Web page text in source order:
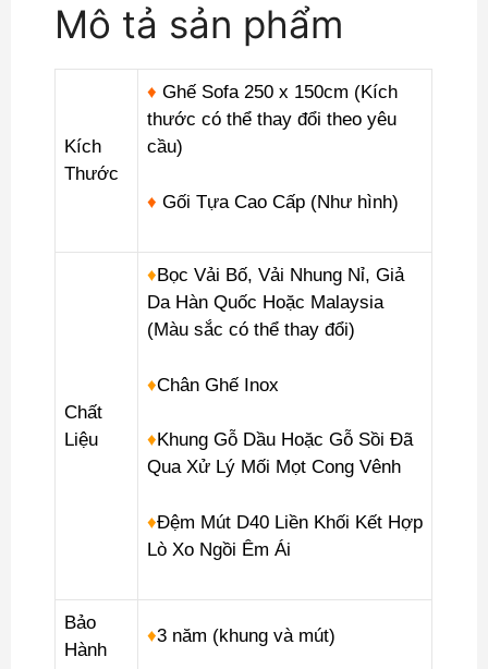
lượngMô tả sản phẩm
Kích
Thước
♦ Ghế Sofa 250 x 150cm (Kích
thước có thể thay đổi theo yêu
cầu)
♦ Gối Tựa Cao Cấp (Như hình)
Chất
Liệu
♦Bọc Vải Bố, Vải Nhung Nỉ, Giả
Da Hàn Quốc Hoặc Malaysia
(Màu sắc có thể thay đổi)
♦Chân Ghế Inox
♦Khung Gỗ Dầu Hoặc Gỗ Sồi Đã
Qua Xử Lý Mối Mọt Cong Vênh
♦Đệm Mút D40 Liền Khối Kết Hợp
Lò Xo Ngồi Êm Ái
Bảo
Hành
♦3 năm (khung và mút)